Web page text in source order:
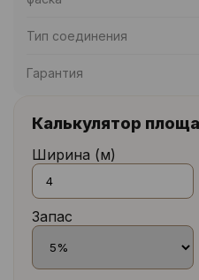
Тип соединения
Гарантия
Калькулятор
Ширина (м)
Запас